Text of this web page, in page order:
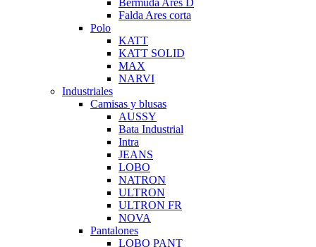
Bermuda Ares D
Falda Ares corta
Polo
KATT
KATT SOLID
MAX
NARVI
Industriales
Camisas y blusas
AUSSY
Bata Industrial
Intra
JEANS
LOBO
NATRON
ULTRON
ULTRON FR
NOVA
Pantalones
LOBO PANT